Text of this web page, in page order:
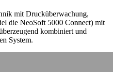
mit Drucküberwachung,
die NeoSoft 5000 Connect) mit
kombiniert und
System.